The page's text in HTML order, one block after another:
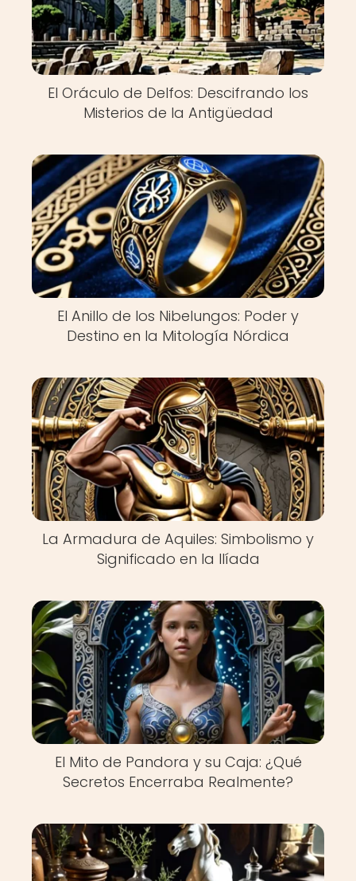
El Oráculo de Delfos: Descifrando los
Misterios de la Antigüedad
El Anillo de los Nibelungos: Poder y
Destino en la Mitología Nórdica
La Armadura de Aquiles: Simbolismo y
Significado en la Ilíada
El Mito de Pandora y su Caja: ¿Qué
Secretos Encerraba Realmente?